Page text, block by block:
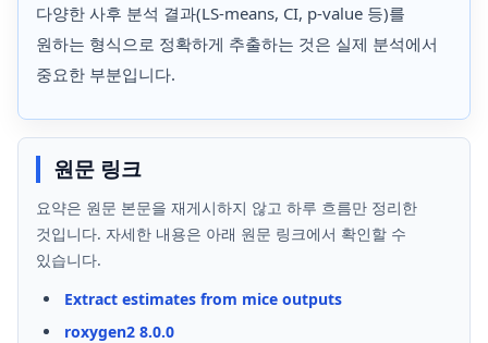
다양한 사후 분석 결과(LS-means, CI, p-value 등)를
원하는 형식으로 정확하게 추출하는 것은 실제 분석에서
중요한 부분입니다.
원문 링크
요약은 원문 본문을 재게시하지 않고 하루 흐름만 정리한
것입니다. 자세한 내용은 아래 원문 링크에서 확인할 수
있습니다.
Extract estimates from mice outputs
roxygen2 8.0.0